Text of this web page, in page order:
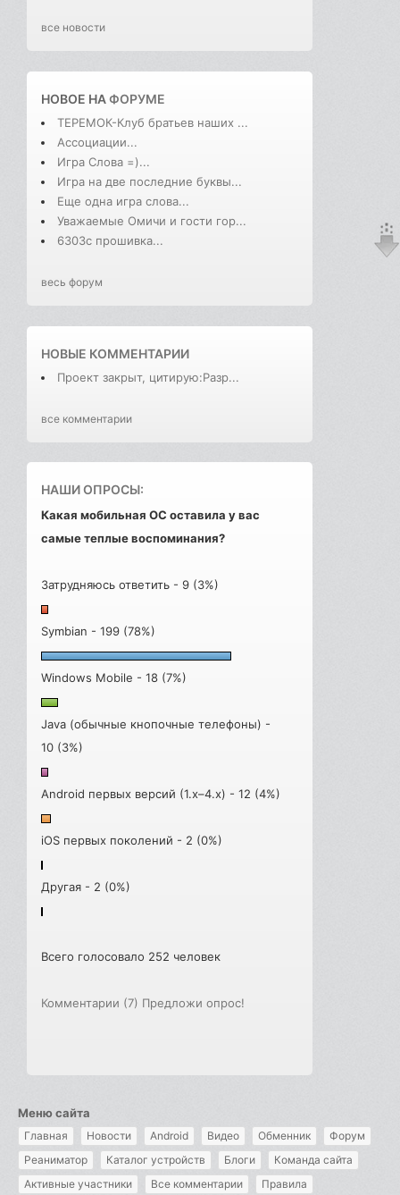
все новости
НОВОЕ НАФОРУМЕ
ТЕРЕМОК-Клуб братьев наших ...
Ассоциации...
Игра Слова =)...
Игра на две последние буквы...
Еще одна игра слова...
Уважаемые Омичи и гости гор...
6303с прошивка...
весь форум
НОВЫЕ КОММЕНТАРИИ
Проект закрыт, цитирую:Разр...
все комментарии
НАШИ ОПРОСЫ:
Какая мобильная ОС оставила у вас
самые теплые воспоминания?
Затрудняюсь ответить - 9 (3%)
Symbian - 199 (78%)
Windows Mobile - 18 (7%)
Java (обычные кнопочные телефоны) -
10 (3%)
Android первых версий (1.x–4.x) - 12 (4%)
iOS первых поколений - 2 (0%)
Другая - 2 (0%)
Всего голосовало 252 человек
Комментарии (7) Предложи опрос!
Меню сайта
Главная Новости Android Видео Обменник
Форум
Реаниматор
Каталог устройств Блоги
Команда сайта
Активные участники
Все комментарии Правила